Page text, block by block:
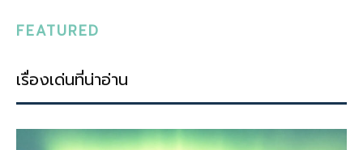
FEATURED
เรื่องเด่นที่น่าอ่าน